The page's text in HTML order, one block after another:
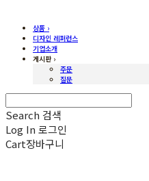
상품 ›
디자인 레퍼런스
기업소개
게시판 ›
주문
질문
Search 검색
Log In 로그인
Cart장바구니